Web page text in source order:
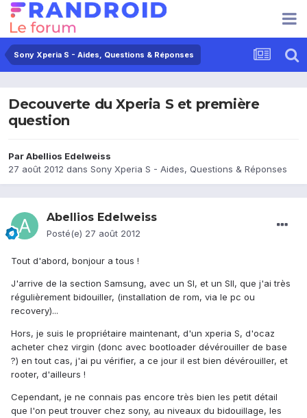
Sony Xperia S - Aides, Questions & Réponses
Decouverte du Xperia S et première
question
ParAbellios Edelweiss
27 août 2012 dans Sony Xperia S - Aides, Questions & Réponses
Abellios Edelweiss
Posté(e) 27 août 2012
Tout d'abord, bonjour a tous !
J'arrive de la section Samsung, avec un SI, et un SII, que j'ai très
régulièrement bidouiller, (installation de rom, via le pc ou
recovery)...
Hors, je suis le propriétaire maintenant, d'un xperia S, d'ocaz
acheter chez virgin (donc avec bootloader dévérouiller de base
?) en tout cas, j'ai pu vérifier, a ce jour il est bien dévérouiller, et
rooter, d'ailleurs !
Cependant, je ne connais pas encore très bien les petit détail
que l'on peut trouver chez sony, au niveaux du bidouillage, les